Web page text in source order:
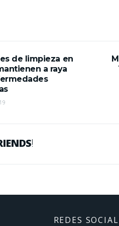
de limpieza en
a raya
!
REDES